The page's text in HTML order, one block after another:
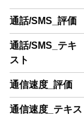
通話/SMS_評価
通話/SMS_テキ
スト
通信速度_評価
通信速度_テキス